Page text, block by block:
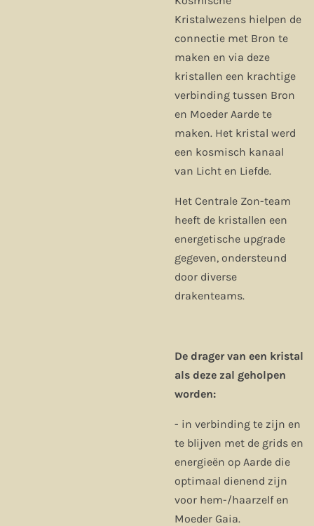
Kristalwezens hielpen de
connectie met Bron te
maken en via deze
kristallen een krachtige
verbinding tussen Bron
en Moeder Aarde te
maken. Het kristal werd
een kosmisch kanaal
van Licht en Liefde.
Het Centrale Zon-team
heeft de kristallen een
energetische upgrade
gegeven, ondersteund
door diverse
drakenteams.
De drager van een kristal
als deze zal geholpen
worden:
- in verbinding te zijn en
te blijven met de grids en
energieën op Aarde die
optimaal dienend zijn
voor hem-/haarzelf en
Moeder Gaia.